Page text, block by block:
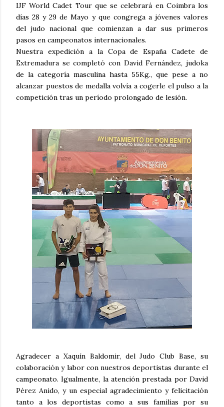
IJF World Cadet Tour que se celebrará en Coimbra los
días 28 y 29 de Mayo y que congrega a jóvenes valores
del judo nacional que comienzan a dar sus primeros
pasos en campeonatos internacionales.
Nuestra expedición a la Copa de España Cadete de
Extremadura se completó con David Fernández, judoka
de la categoría masculina hasta 55Kg., que pese a no
alcanzar puestos de medalla volvía a cogerle el pulso a la
competición tras un período prolongado de lesión.
Agradecer a Xaquín Baldomir, del Judo Club Base, su
colaboración y labor con nuestros deportistas durante el
campeonato. Igualmente, la atención prestada por David
Pérez Anido, y un especial agradecimiento y felicitación
tanto a los deportistas como a sus familias por su